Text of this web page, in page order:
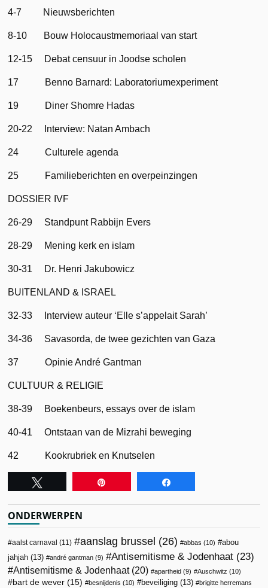
4-7 Nieuwsberichten
8-10 Bouw Holocaustmemoriaal van start
12-15 Debat censuur in Joodse scholen
17 Benno Barnard: Laboratoriumexperiment
19 Diner Shomre Hadas
20-22 Interview: Natan Ambach
24 Culturele agenda
25 Familieberichten en overpeinzingen
DOSSIER IVF
26-29 Standpunt Rabbijn Evers
28-29 Mening kerk en islam
30-31 Dr. Henri Jakubowicz
BUITENLAND & ISRAEL
32-33 Interview auteur ‘Elle s’appelait Sarah’
34-36 Savasorda, de twee gezichten van Gaza
37 Opinie André Gantman
CULTUUR & RELIGIE
38-39 Boekenbeurs, essays over de islam
40-41 Ontstaan van de Mizrahi beweging
42 Kookrubriek en Knutselen
ONDERWERPEN
aalst carnaval (11) aanslag brussel (26) abbas (10)
abou
jahjah (13) andré gantman (9) Antisemitisme & Jodenhaat (23)
Antisemitisme & Jodenhaat(20) apartheid (9) Auschwitz (10)
bart de wever (15) besnijdenis (10) beveiliging (13)
brigitte herremans